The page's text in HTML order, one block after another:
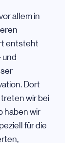
allem in
entsteht
und
Dort
wir bei
haben wir
für die